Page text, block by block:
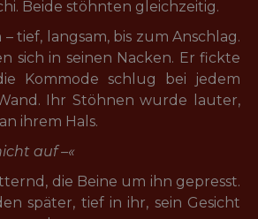
Beide stöhnten gleichzeitig.
– tief, langsam, bis zum Anschlag.
sich in seinen Nacken. Er fickte
Kommode schlug bei jedem
Ihr Stöhnen wurde lauter,
ihrem Hals.
auf –«
die Beine um ihn gepresst.
später, tief in ihr, sein Gesicht